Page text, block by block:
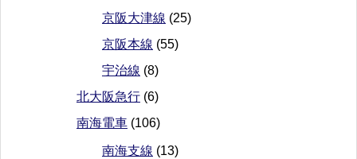
京阪大津線 (25)
京阪本線 (55)
宇治線 (8)
北大阪急行 (6)
南海電車 (106)
南海支線 (13)